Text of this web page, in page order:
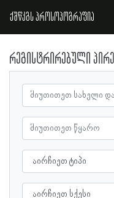
ქშწკგს პროსოპოგრაფია
რეგისტრირებული